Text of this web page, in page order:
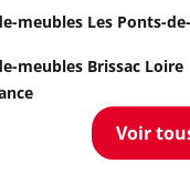
meubles Les Ponts-
meubles Brissac Loire
Voir